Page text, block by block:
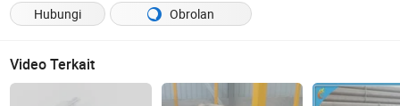
Hubungi
Obrolan
Video Terkait